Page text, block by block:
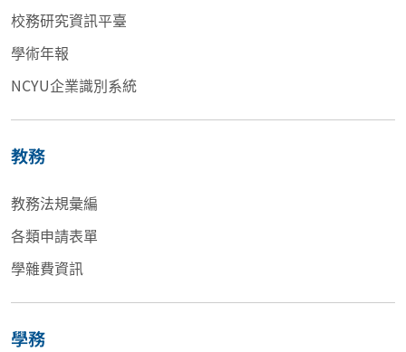
校務研究資訊平臺
學術年報
NCYU企業識別系統
教務
教務法規彙編
各類申請表單
學雜費資訊
學務